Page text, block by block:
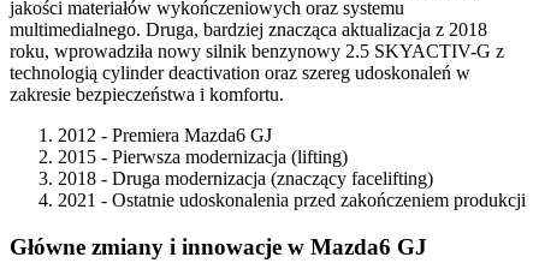
jakości materiałów wykończeniowych oraz systemu
multimedialnego. Druga, bardziej znacząca aktualizacja z 2018
roku, wprowadziła nowy silnik benzynowy 2.5 SKYACTIV-G z
technologią cylinder deactivation oraz szereg udoskonaleń w
zakresie bezpieczeństwa i komfortu.
2012 - Premiera Mazda6 GJ
2015 - Pierwsza modernizacja (lifting)
2018 - Druga modernizacja (znaczący facelifting)
2021 - Ostatnie udoskonalenia przed zakończeniem produkcji
Główne zmiany i innowacje w Mazda6 GJ